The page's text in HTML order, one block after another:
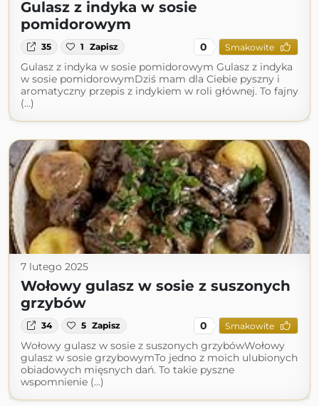
Gulasz z indyka w sosie
pomidorowym
35 1 Zapisz 0 Smakowite
Gulasz z indyka w sosie pomidorowym Gulasz z indyka
w sosie pomidorowymDziś mam dla Ciebie pyszny i
aromatyczny przepis z indykiem w roli głównej. To fajny
(...)
7 lutego 2025
Wołowy gulasz w sosie z suszonych
grzybów
34 5 Zapisz 0 Smakowite
Wołowy gulasz w sosie z suszonych grzybówWołowy
gulasz w sosie grzybowymTo jedno z moich ulubionych
obiadowych mięsnych dań. To takie pyszne
wspomnienie (...)